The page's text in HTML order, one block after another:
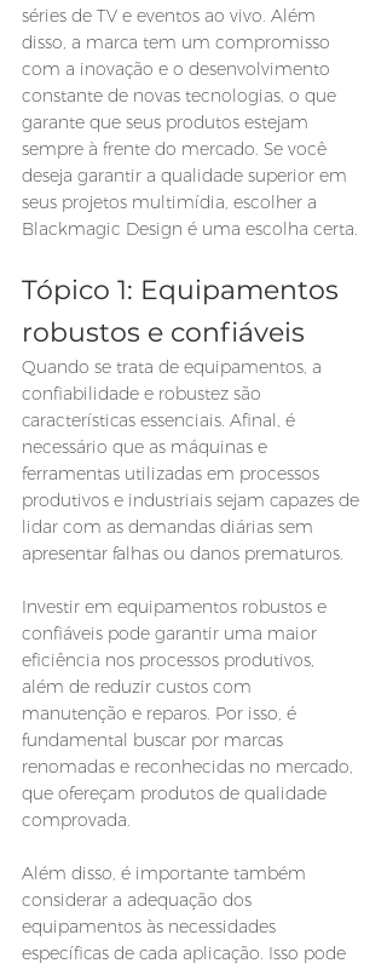
séries de TV e eventos ao vivo. Além
disso, a marca tem um compromisso
com a inovação e o desenvolvimento
constante de novas tecnologias, o que
garante que seus produtos estejam
sempre à frente do mercado. Se você
deseja garantir a qualidade superior em
seus projetos multimídia, escolher a
Blackmagic Design é uma escolha certa.
Tópico 1: Equipamentos
robustos e confiáveis
Quando se trata de equipamentos, a
confiabilidade e robustez são
características essenciais. Afinal, é
necessário que as máquinas e
ferramentas utilizadas em processos
produtivos e industriais sejam capazes de
lidar com as demandas diárias sem
apresentar falhas ou danos prematuros.
Investir em equipamentos robustos e
confiáveis pode garantir uma maior
eficiência nos processos produtivos,
além de reduzir custos com
manutenção e reparos. Por isso, é
fundamental buscar por marcas
renomadas e reconhecidas no mercado,
que ofereçam produtos de qualidade
comprovada.
Além disso, é importante também
considerar a adequação dos
equipamentos às necessidades
específicas de cada aplicação. Isso pode